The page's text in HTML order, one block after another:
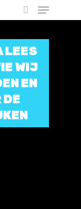
close
LEES
WIJ
EN
DE